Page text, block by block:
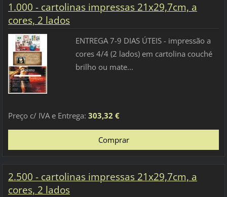
1.000 - cartolinas impressas 21x29,7cm, a
cores, 2 lados
ENTREGA 7-9 DIAS ÚTEIS - impressão a
cores 4/4 (2 lados) em cartolina couché
brilho ou mate...
Preço c/ IVA e Entrega: 303,32 €
2.500 - cartolinas impressas 21x29,7cm, a
cores, 2 lados